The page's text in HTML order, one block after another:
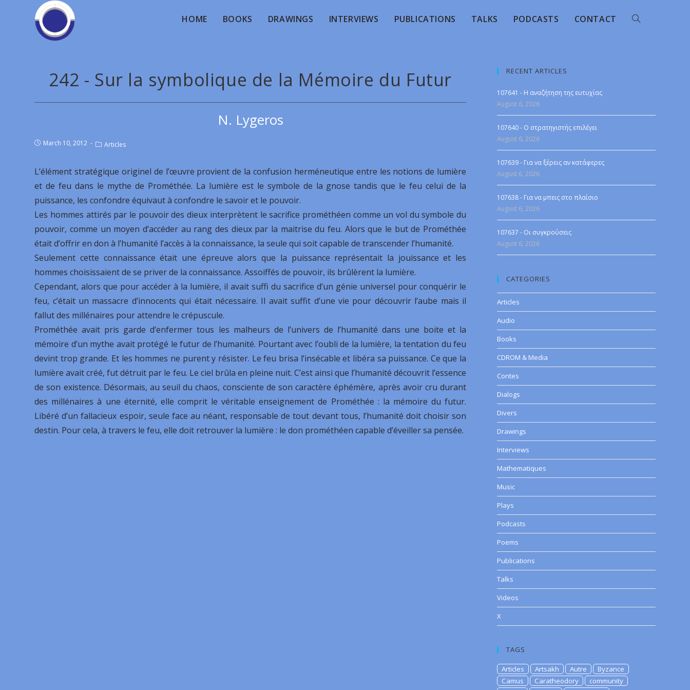
HOME BOOKS DRAWINGS INTERVIEWS PUBLICATIONS TALKS PODCASTS CONTACT
242 - Sur la symbolique de la Mémoire du Futur
N. Lygeros
March 10, 2012 Articles
L’élément stratégique originel de l’œuvre provient de la confusion herméneutique entre les notions de lumière
et de feu dans le mythe de Prométhée. La lumière est le symbole de la gnose tandis que le feu celui de la
puissance, les confondre équivaut à confondre le savoir et le pouvoir.
Les hommes attirés par le pouvoir des dieux interprètent le sacrifice prométhéen comme un vol du symbole du
pouvoir, comme un moyen d’accéder au rang des dieux par la maitrise du feu. Alors que le but de Prométhée
était d’offrir en don à l’humanité l’accès à la connaissance, la seule qui soit capable de transcender l’humanité.
Seulement cette connaissance était une épreuve alors que la puissance représentait la jouissance et les
hommes choisissaient de se priver de la connaissance. Assoiffés de pouvoir, ils brûlèrent la lumière.
Cependant, alors que pour accéder à la lumière, il avait suffi du sacrifice d’un génie universel pour conquérir le
feu, c’était un massacre d’innocents qui était nécessaire. Il avait suffit d’une vie pour découvrir l’aube mais il
fallut des millénaires pour attendre le crépuscule.
Prométhée avait pris garde d’enfermer tous les malheurs de l’univers de l’humanité dans une boite et la
mémoire d’un mythe avait protégé le futur de l’humanité. Pourtant avec l’oubli de la lumière, la tentation du feu
devint trop grande. Et les hommes ne purent y résister. Le feu brisa l’insécable et libéra sa puissance. Ce que la
lumière avait créé, fut détruit par le feu. Le ciel brûla en pleine nuit. C’est ainsi que l’humanité découvrit l’essence
de son existence. Désormais, au seuil du chaos, consciente de son caractère éphémère, après avoir cru durant
des millénaires à une éternité, elle comprit le véritable enseignement de Prométhée : la mémoire du futur.
Libéré d’un fallacieux espoir, seule face au néant, responsable de tout devant tous, l’humanité doit choisir son
destin. Pour cela, à travers le feu, elle doit retrouver la lumière : le don prométhéen capable d’éveiller sa pensée.
RECENT ARTICLES
107641 - Η αναζήτηση της ευτυχίας
August 6, 2026
107640 - Ο στρατηγιστής επιλέγει
August 6, 2026
107639 - Για να ξέρεις αν κατάφερες
August 6, 2026
107638 - Για να μπεις στο πλαίσιο
August 6, 2026
107637 - Οι συγκρούσεις
August 6, 2026
CATEGORIES
Articles
Audio
Books
CDROM & Media
Contes
Dialogs
Divers
Drawings
Interviews
Mathematiques
Music
Plays
Podcasts
Poems
Publications
Talks
Videos
X
TAGS
Articles Artsakh Autre
Byzance
Camus
Caratheodory
community